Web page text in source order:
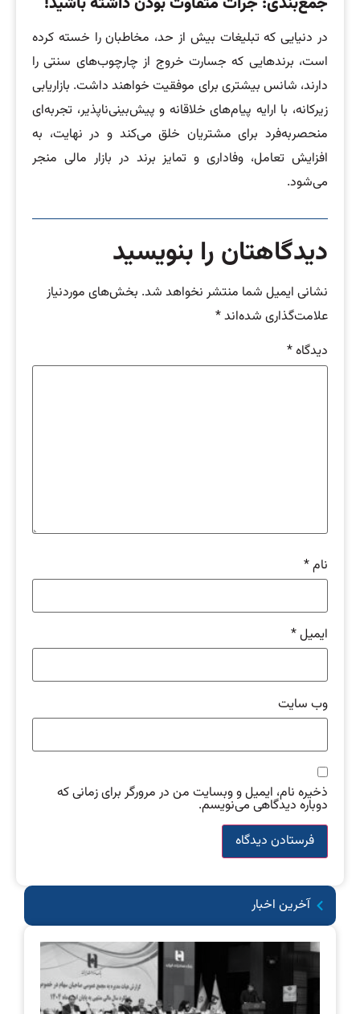
در دنیایی که تبلیغات بیش از حد، مخاطبان را خسته کرده
است، برندهایی که جسارت خروج از چارچوب‌های سنتی را
دارند، شانس بیشتری برای موفقیت خواهند داشت. بازاریابی
زیرکانه، با ارایه پیام‌های خلاقانه و پیش‌بینی‌ناپذیر، تجربه‌ای
منحصربه‌فرد برای مشتریان خلق می‌کند و در نهایت، به
افزایش تعامل، وفاداری و تمایز برند در بازار مالی منجر
می‌شود.
دیدگاهتان را بنویسید
نشانی ایمیل شما منتشر نخواهد شد. بخش‌های موردنیاز
علامت‌گذاری شده‌اند*
دیدگاه*
نام*
ایمیل*
وب‌ سایت
ذخیره نام، ایمیل و وبسایت من در مرورگر برای زمانی که
دوباره دیدگاهی می‌نویسم.
آخرین اخبار